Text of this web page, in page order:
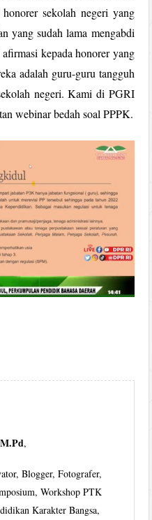
sekolah negeri yang
yang sudah lama mengabdi
kepada honorer yang
adalah guru-guru tangguh
negeri. Kami di PGRI
webinar bedah soal PPPK.
,
Blogger, Fotografer,
Workshop PTK
Karakter Bangsa,